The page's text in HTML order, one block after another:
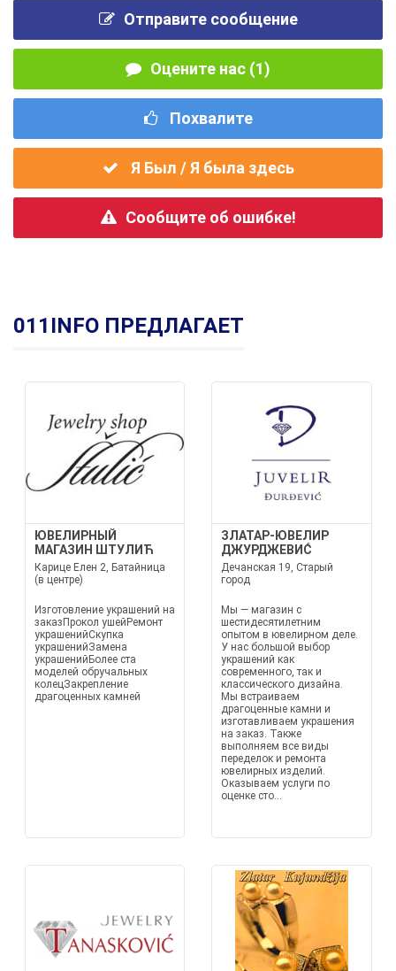
Отправите сообщение
Оцените нас (1)
Похвалите
Я Был / Я была здесь
Сообщите об ошибке!
011INFO ПРЕДЛАГАЕТ
ЮВЕЛИРНЫЙ
МАГАЗИН ШТУЛИЋ
Карице Елен 2, Батайница
(в центре)
Изготовление украшений на
заказПрокол ушейРемонт
украшенийСкупка
украшенийЗамена
украшенийБолее ста
моделей обручальных
колецЗакрепление
драгоценных камней
ЗЛАТАР-ЮВЕЛИР
ДЖУРДЖЕВИĆ
Дечанская 19, Старый
город
Мы — магазин с
шестидесятилетним
опытом в ювелирном деле.
У нас большой выбор
украшений как
современного, так и
классического дизайна.
Мы встраиваем
драгоценные камни и
изготавливаем украшения
на заказ. Также
выполняем все виды
переделок и ремонта
ювелирных изделий.
Оказываем услуги по
оценке сто...